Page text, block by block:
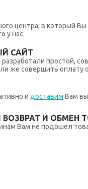
центра, в который
у нас.
САЙТ
простой,
же совершить
и доставим Вам
И ОБМЕН
Вам не подошел